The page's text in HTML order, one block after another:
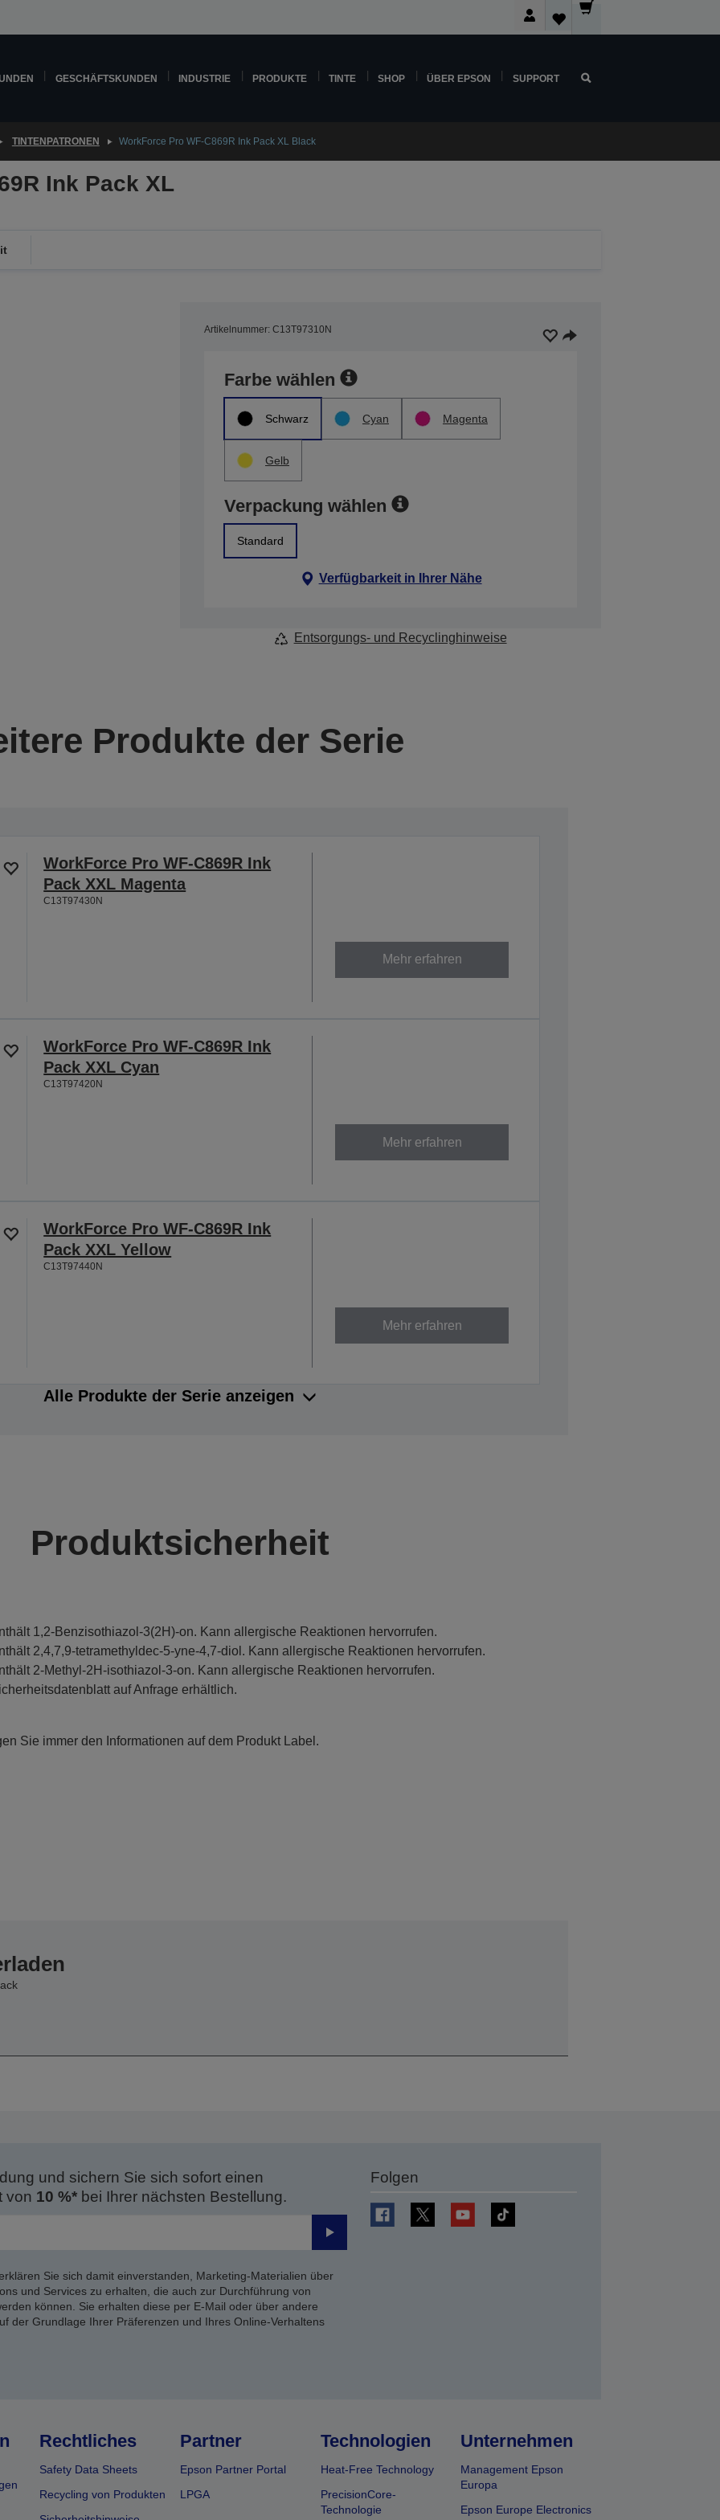
GESCHÄFTSKUNDEN INDUSTRIE PRODUKTE TINTE SHOP ÜBER EPSON SUPPORT
TINTENPATRONEN WorkForce Pro WF-C869R Ink Pack XL Black
Ink Pack XL
Artikelnummer: C13T97310N
Farbe wählen
Schwarz Cyan Magenta
Gelb
Verpackung wählen
Standard
Verfügbarkeit in Ihrer Nähe
Entsorgungs- und Recyclinghinweise
Produkte der Serie
WorkForce Pro WF-C869R Ink
Pack XXL Magenta
C13T97430N
Mehr erfahren
WorkForce Pro WF-C869R Ink
Pack XXL Cyan
C13T97420N
Mehr erfahren
WorkForce Pro WF-C869R Ink
Pack XXL Yellow
C13T97440N
Mehr erfahren
Alle Produkte der Serie anzeigen
Produktsicherheit
1,2-Benzisothiazol-3(2H)-on. Kann allergische Reaktionen hervorrufen.
2,4,7,9-tetramethyldec-5-yne-4,7-diol. Kann allergische Reaktionen hervorrufen.
2-Methyl-2H-isothiazol-3-on. Kann allergische Reaktionen hervorrufen.
auf Anfrage erhältlich.
Sie immer den Informationen auf dem Produkt Label.
und sichern Sie sich sofort einen
von 10 %*bei Ihrer nächsten Bestellung.
Senden
Sie sich damit einverstanden, Marketing-Materialien über
und Services zu erhalten, die auch zur Durchführung von
können. Sie erhalten diese per E-Mail oder über andere
der Grundlage Ihrer Präferenzen und Ihres Online-Verhaltens
Folgen
Rechtliches
Safety Data Sheets
Recycling von Produkten
Partner
Epson Partner Portal
LPGA
Technologien
Heat-Free Technology
PrecisionCore-
Technologie
Unternehmen
Management Epson
Europa
Epson Europe Electronics